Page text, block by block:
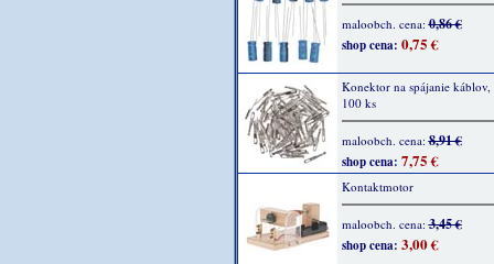
maloobch. cena:0,86 €
shop cena: 0,75 €
Konektor na spájanie
100 ks
maloobch. cena:8,91 €
shop cena: 7,75 €
Kontaktmotor
maloobch. cena:3,45 €
shop cena: 3,00 €